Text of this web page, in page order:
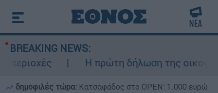
BREAKING NEWS:
Η πρώτη δήλωση της
δημοφιλές τώρα: Κατσαφάδος στο OPEN: 1.000 ευρώ